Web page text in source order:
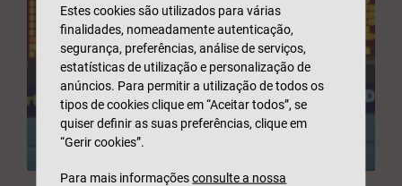
Estes cookies são utilizados para várias
finalidades, nomeadamente autenticação,
segurança, preferências, análise de serviços,
estatísticas de utilização e personalização de
anúncios. Para permitir a utilização de todos os
tipos de cookies clique em “Aceitar todos”, se
quiser definir as suas preferências, clique em
“Gerir cookies”.
Para mais informaçõesconsulte a nossa